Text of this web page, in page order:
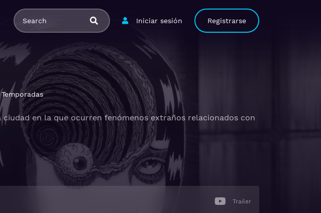
Iniciar sesión Registrarse
en la que ocurren fenómenos extraños relacionados con
Trailer